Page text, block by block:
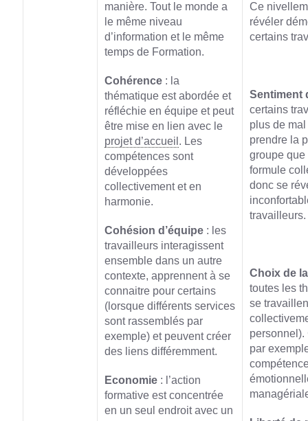
manière. Tout le monde a
le même niveau
d’information et le même
temps de Formation.
Cohérence : la
thématique est abordée et
réfléchie en équipe et peut
être mise en lien avec le
projet d’accueil . Les
compétences sont
développées
collectivement et en
harmonie.
Cohésion d’équipe: les
travailleurs interagissent
ensemble dans un autre
contexte, apprennent à se
connaitre pour certains
(lorsque différents services
sont rassemblés par
exemple) et peuvent créer
des liens différemment.
Economie: l’action
formative est concentrée
en un seul endroit avec un
Ce
révéler
certains
Sentiment
certains
plus de mal
prendre la
groupe que
formule
donc se
travailleurs.
Choix de
toutes les
se
personnel).
par